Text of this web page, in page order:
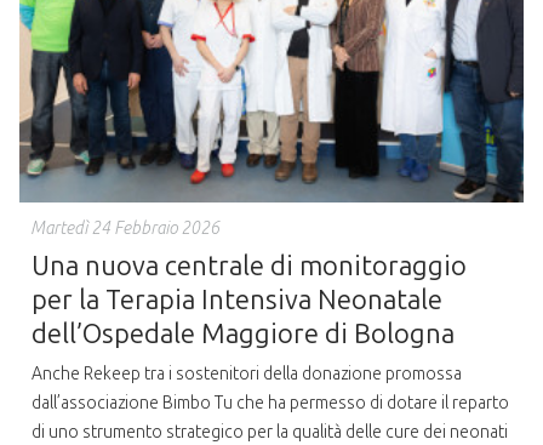
Martedì 24 Febbraio 2026
Una nuova centrale di monitoraggio
per la Terapia Intensiva Neonatale
dell’Ospedale Maggiore di Bologna
Anche Rekeep tra i sostenitori della donazione promossa
dall’associazione Bimbo Tu che ha permesso di dotare il reparto
di uno strumento strategico per la qualità delle cure dei neonati